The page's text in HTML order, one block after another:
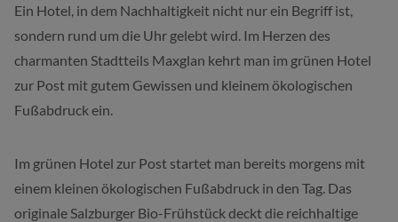
Ein Hotel, in dem Nachhaltigkeit nicht nur ein Begriff ist,
sondern rund um die Uhr gelebt wird. Im Herzen des
charmanten Stadtteils Maxglan kehrt man im grünen Hotel
zur Post mit gutem Gewissen und kleinem ökologischen
Fußabdruck ein.
Im grünen Hotel zur Post startet man bereits morgens mit
einem kleinen ökologischen Fußabdruck in den Tag. Das
originale Salzburger Bio-Frühstück deckt die reichhaltige